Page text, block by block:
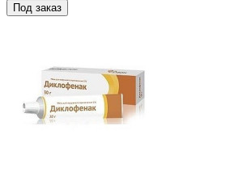
Под заказ